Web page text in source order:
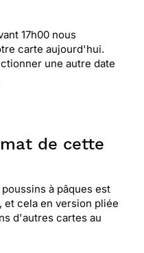
17h00 nous
carte aujourd'hui.
une autre date
de cette
à pâques est
cela en version pliée
d'autres cartes au